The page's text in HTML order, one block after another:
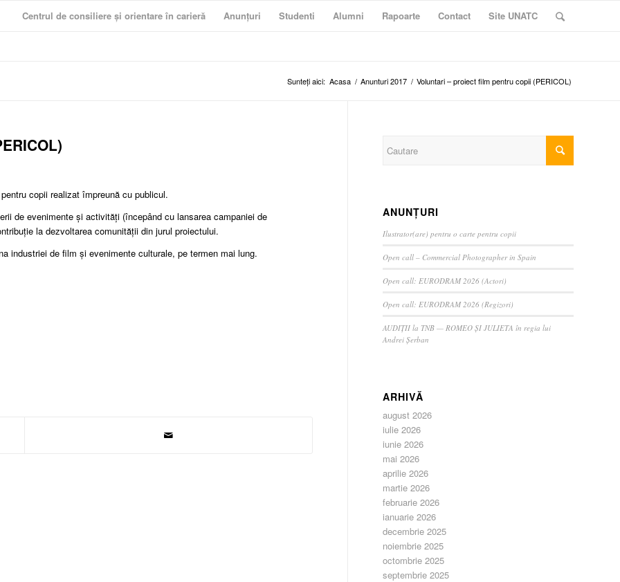
Centrul de consiliere și orientare în carieră Anunțuri Studenti Alumni Rapoarte Contact Site UNATC
Sunteți aici: Acasa / Anunturi 2017 / Voluntari – proiect film pentru copii (PERICOL)
copii realizat împreună cu publicul.
de evenimente și activități (începând cu lansarea campaniei de
la dezvoltarea comunității din jurul proiectului.
industriei de film și evenimente culturale, pe termen mai lung.
ANUNȚURI
Ilustrator(are) pentru o carte pentru copii
Open call – Commercial Photographer in Spain
Open call: EURODRAM 2026 (Actori)
Open call: EURODRAM 2026 (Regizori)
AUDIȚII la TNB — ROMEO ȘI JULIETA în regia lui
Andrei Șerban
ARHIVĂ
august 2026
iulie 2026
iunie 2026
mai 2026
aprilie 2026
martie 2026
februarie 2026
ianuarie 2026
decembrie 2025
noiembrie 2025
octombrie 2025
septembrie 2025